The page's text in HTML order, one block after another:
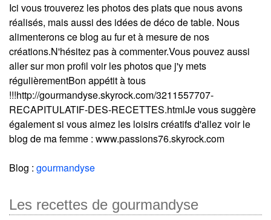
Ici vous trouverez les photos des plats que nous avons
réalisés, mais aussi des idées de déco de table. Nous
alimenterons ce blog au fur et à mesure de nos
créations.N'hésitez pas à commenter.Vous pouvez aussi
aller sur mon profil voir les photos que j'y mets
régulièrementBon appétit à tous
!!!http://gourmandyse.skyrock.com/3211557707-
RECAPITULATIF-DES-RECETTES.htmlJe vous suggère
également si vous aimez les loisirs créatifs d'allez voir le
blog de ma femme : www.passions76.skyrock.com
Blog : gourmandyse
Les recettes de gourmandyse